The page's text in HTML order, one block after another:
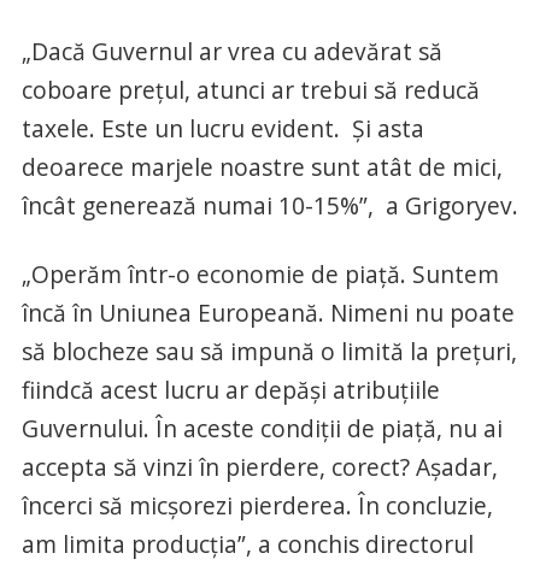
„Dacă Guvernul ar vrea cu adevărat să
coboare preţul, atunci ar trebui să reducă
taxele. Este un lucru evident. Şi asta
deoarece marjele noastre sunt atât de mici,
încât generează numai 10-15%”, a Grigoryev.
„Operăm într-o economie de piaţă. Suntem
încă în Uniunea Europeană. Nimeni nu poate
să blocheze sau să impună o limită la preţuri,
fiindcă acest lucru ar depăşi atribuţiile
Guvernului. În aceste condiţii de piaţă, nu ai
accepta să vinzi în pierdere, corect? Aşadar,
încerci să micşorezi pierderea. În concluzie,
am limita producţia”, a conchis directorul